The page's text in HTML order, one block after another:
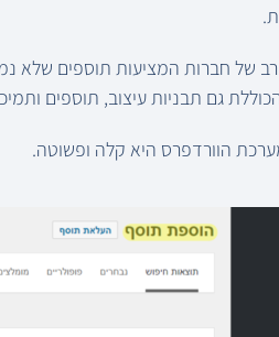
של חברות המציעות תוספים שלא
גם תבניות עיצוב, תוספים
הוורדפרס היא קלה ופשוטה.